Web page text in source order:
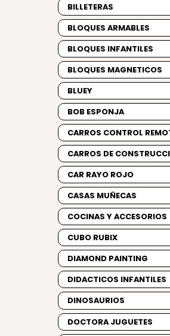
BILLETERAS
BLOQUES ARMABLES
BLOQUES INFANTILES
BLOQUES MAGNETICOS
BLUEY
BOB ESPONJA
CARROS CONTROL
CARROS DE
CAR RAYO ROJO
CASAS MUÑECAS
COCINAS Y ACCESORIOS
CUBO RUBIX
DIAMOND PAINTING
DIDACTICOS INFANTILES
DINOSAURIOS
DOCTORA JUGUETES